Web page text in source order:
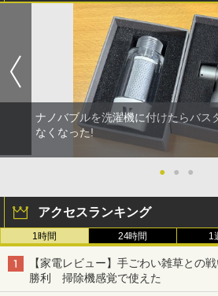
ナノバブルを洗濯機に付けたらバス
なくなった!
● ● ●
アクセスランキング
1時間 24時間 1
【家電レビュー】手ごわい雑草との
勝利 掃除機感覚で使えた